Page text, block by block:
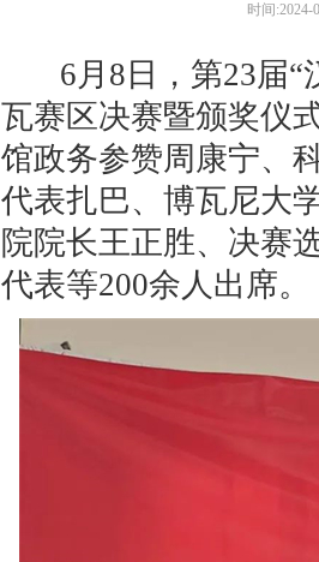
时间:2024-
6月8日，第23届“
瓦赛区决赛暨颁奖仪
馆政务参赞周康宁、
代表扎巴、博瓦尼大
院院长王正胜、决赛
代表等200余人出席。